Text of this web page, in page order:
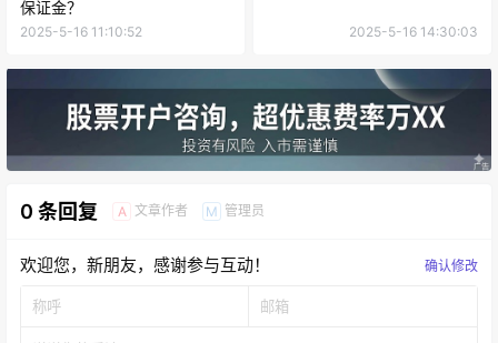
保证金？
2025-5-16 11:10:52 2025-5-16 14:30:03
0 条回复 A 文章作者 M 管理员
欢迎您，新朋友，感谢参与互动！ 确认修改